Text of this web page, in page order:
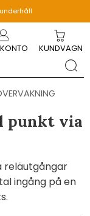
KUNDVAGN
punkt via
reläutgångar
ingång på en